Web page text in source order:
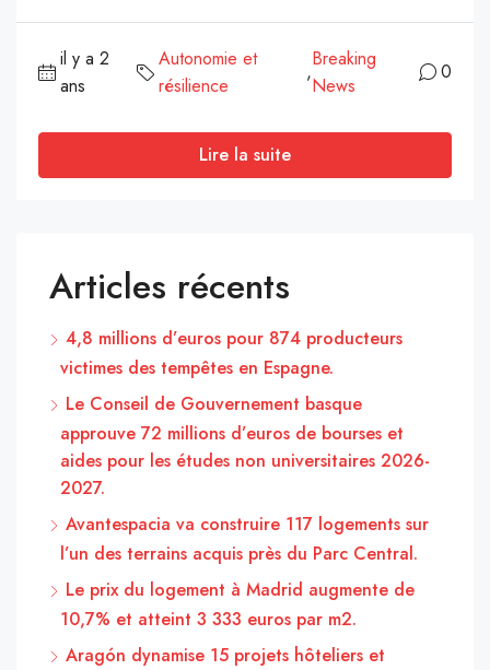
il y a 2
ans
Autonomie et
résilience
,
Breaking
News
0
Lire la suite
Articles récents
4,8 millions d’euros pour 874 producteurs
victimes des tempêtes en Espagne.
Le Conseil de Gouvernement basque
approuve 72 millions d’euros de bourses et
aides pour les études non universitaires 2026-
2027.
Avantespacia va construire 117 logements sur
l’un des terrains acquis près du Parc Central.
Le prix du logement à Madrid augmente de
10,7% et atteint 3 333 euros par m2.
Aragón dynamise 15 projets hôteliers et